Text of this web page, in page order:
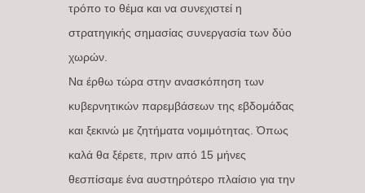
τρόπο το θέμα και να συνεχιστεί η
στρατηγικής σημασίας συνεργασία των δύο
χωρών.
Να έρθω τώρα στην ανασκόπηση των
κυβερνητικών παρεμβάσεων της εβδομάδας
και ξεκινώ με ζητήματα νομιμότητας. Όπως
καλά θα ξέρετε, πριν από 15 μήνες
θεσπίσαμε ένα αυστηρότερο πλαίσιο για την